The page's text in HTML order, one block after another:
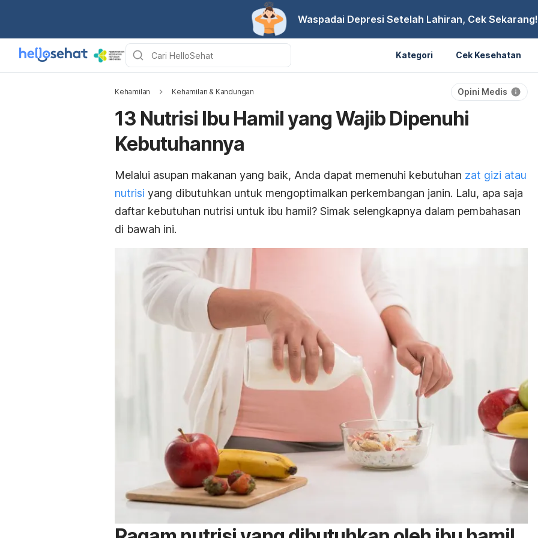
Waspadai Depresi Setelah Lahiran, Cek Sekarang!
Kategori Cek Kesehatan
Kehamilan Kehamilan & Kandungan Opini Medis
13 Nutrisi Ibu Hamil yang Wajib Dipenuhi
Kebutuhannya
Melalui asupan makanan yang baik, Anda dapat memenuhi kebutuhan zat gizi atau
nutrisi yang dibutuhkan untuk mengoptimalkan perkembangan janin. Lalu, apa saja
daftar kebutuhan nutrisi untuk ibu hamil? Simak selengkapnya dalam pembahasan
di bawah ini.